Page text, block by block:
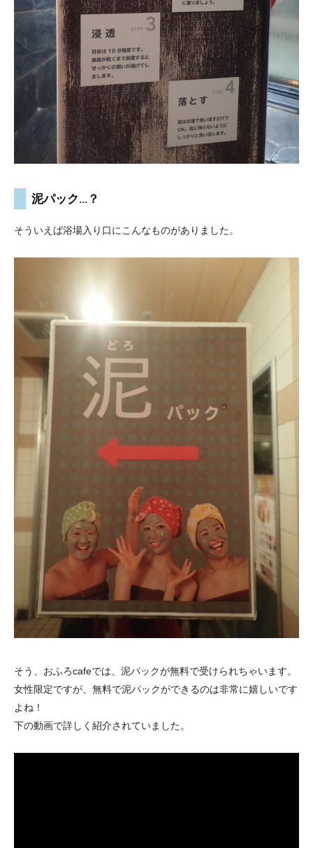
泥パック…？
そういえば浴場入り口にこんなものがありました。
そう、おふろcafeでは、泥パックが無料で受けられちゃいます。
女性限定ですが、無料で泥パックができるのは非常に嬉しいです
よね！
下の動画で詳しく紹介されていました。